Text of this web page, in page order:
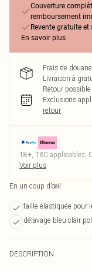
Couverture
remboursement
Revente gratuite et
En savoir plus
Frais de
Livraison à
Retour
Exclusions
retour
18+, T&C applicables.
Voir plus
En un coup d’œil
taille élastiquée pour
délavage bleu clair
DESCRIPTION